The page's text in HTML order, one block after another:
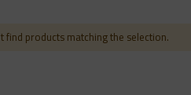
find products matching the selection.